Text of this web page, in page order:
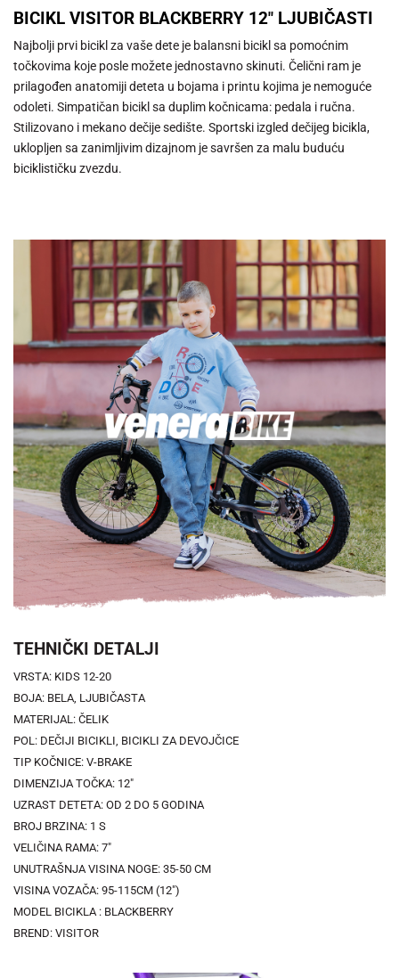
BICIKL VISITOR BLACKBERRY 12" LJUBIČASTI
Najbolji prvi bicikl za vaše dete je balansni bicikl sa pomoćnim
točkovima koje posle možete jednostavno skinuti. Čelični ram je
prilagođen anatomiji deteta u bojama i printu kojima je nemoguće
odoleti. Simpatičan bicikl sa duplim kočnicama: pedala i ručna.
Stilizovano i mekano dečije sedište. Sportski izgled dečijeg bicikla,
uklopljen sa zanimljivim dizajnom je savršen za malu buduću
biciklističku zvezdu.
TEHNIČKI DETALJI
VRSTA: KIDS 12-20
BOJA: BELA, LJUBIČASTA
MATERIJAL: ČELIK
POL: DEČIJI BICIKLI, BICIKLI ZA DEVOJČICE
TIP KOČNICE: V-BRAKE
DIMENZIJA TOČKA: 12"
UZRAST DETETA: OD 2 DO 5 GODINA
BROJ BRZINA: 1 S
VELIČINA RAMA: 7"
UNUTRAŠNJA VISINA NOGE: 35-50 CM
VISINA VOZAČA: 95-115CM (12")
MODEL BICIKLA : BLACKBERRY
BREND: VISITOR